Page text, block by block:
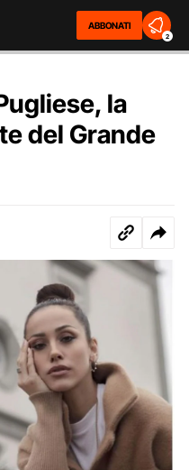
ABBONATI
2
la
del Grande